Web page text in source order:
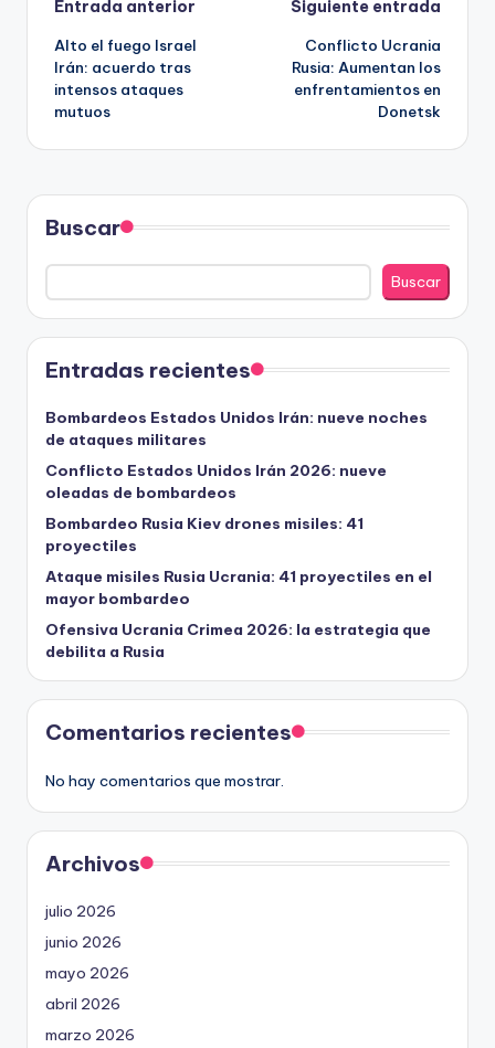
Navegación
de
entradas
Entrada anterior
Alto el fuego Israel
Irán: acuerdo tras
intensos ataques
mutuos
Siguiente entrada
Conflicto Ucrania
Rusia: Aumentan los
enfrentamientos en
Donetsk
Buscar
Buscar
Entradas recientes
Bombardeos Estados Unidos Irán: nueve noches
de ataques militares
Conflicto Estados Unidos Irán 2026: nueve
oleadas de bombardeos
Bombardeo Rusia Kiev drones misiles: 41
proyectiles
Ataque misiles Rusia Ucrania: 41 proyectiles en el
mayor bombardeo
Ofensiva Ucrania Crimea 2026: la estrategia que
debilita a Rusia
Comentarios recientes
No hay comentarios que mostrar.
Archivos
julio 2026
junio 2026
mayo 2026
abril 2026
marzo 2026